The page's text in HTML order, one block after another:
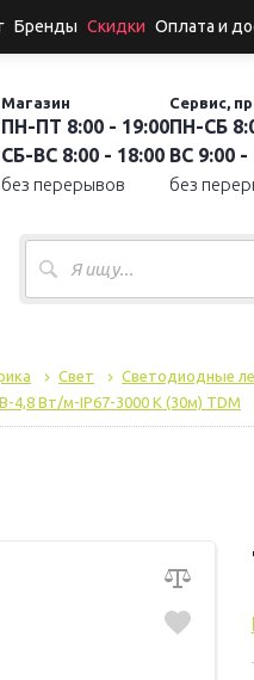
Бренды Скидки Оплата и
Магазин
ПН-ПТ 8:00 - 19:00
СБ-ВС 8:00 - 18:00
без перерывов
Сервис,
ПН-СБ
ВС 9:00 -
без
Свет Светодиодные
4,8 Вт/м-IP67-3000 K (30м) TDM